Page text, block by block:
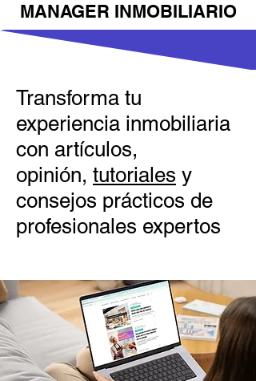
MANAGER INMOBILIARIO
Transforma tu
experiencia inmobiliaria
con artículos,
opinión, tutoriales y
consejos prácticos de
profesionales expertos